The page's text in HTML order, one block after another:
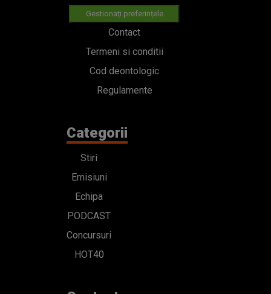
Gestionați preferințele
Contact
Termeni si conditii
Cod deontologic
Regulamente
Categorii
Stiri
Emisiuni
Echipa
PODCAST
Concursuri
HOT40